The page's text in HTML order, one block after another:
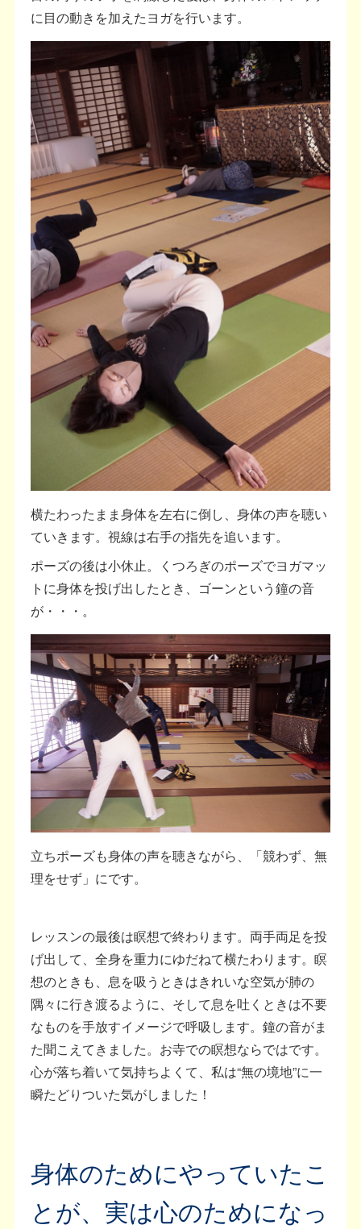
に目の動きを加えたヨガを行います。
横たわったまま身体を左右に倒し、身体の声を聴い
ていきます。視線は右手の指先を追います。
ポーズの後は小休止。くつろぎのポーズでヨガマッ
トに身体を投げ出したとき、ゴーンという鐘の音
が・・・。
立ちポーズも身体の声を聴きながら、「競わず、無
理をせず」にです。
レッスンの最後は瞑想で終わります。両手両足を投
げ出して、全身を重力にゆだねて横たわります。瞑
想のときも、息を吸うときはきれいな空気が肺の
隅々に行き渡るように、そして息を吐くときは不要
なものを手放すイメージで呼吸します。鐘の音がま
た聞こえてきました。お寺での瞑想ならではです。
心が落ち着いて気持ちよくて、私は“無の境地”に一
瞬たどりついた気がしました！
身体のためにやっていたこ
とが、実は心のためになっ